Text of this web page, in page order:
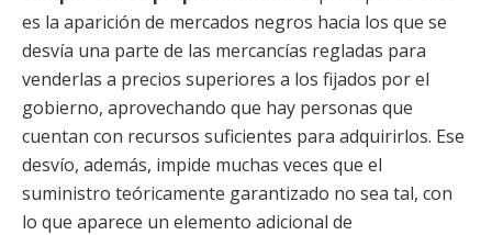
es la aparición de mercados negros hacia los que se
desvía una parte de las mercancías regladas para
venderlas a precios superiores a los fijados por el
gobierno, aprovechando que hay personas que
cuentan con recursos suficientes para adquirirlos. Ese
desvío, además, impide muchas veces que el
suministro teóricamente garantizado no sea tal, con
lo que aparece un elemento adicional de